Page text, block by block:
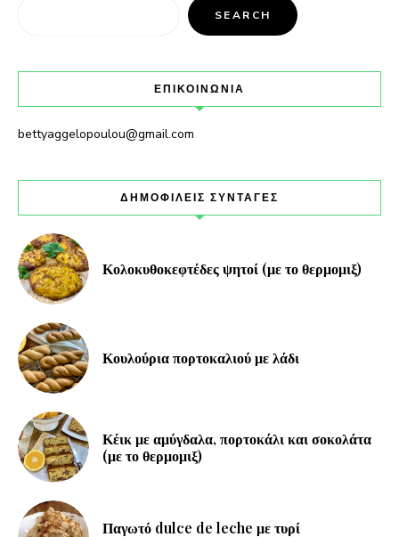
SEARCH
ΕΠΙΚΟΙΝΩΝΙΑ
bettyaggelopoulou@gmail.com
ΔΗΜΟΦΙΛΕΙΣ ΣΥΝΤΑΓΕΣ
Κολοκυθοκεφτέδες ψητοί (με το θερμομιξ)
Κουλούρια πορτοκαλιού με λάδι
Κέικ με αμύγδαλα, πορτοκάλι και σοκολάτα
(με το θερμομιξ)
Παγωτό dulce de leche με τυρί